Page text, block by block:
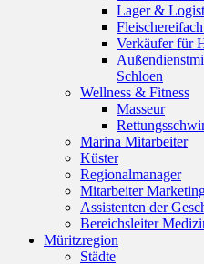
Lager &
Verkäufer für
Schloen
Wellness & Fitness
Masseur
Marina Mitarbeiter
Küster
Regionalmanager
Mitarbeiter
Assistenten der
Bereichsleiter
Müritzregion
Städte